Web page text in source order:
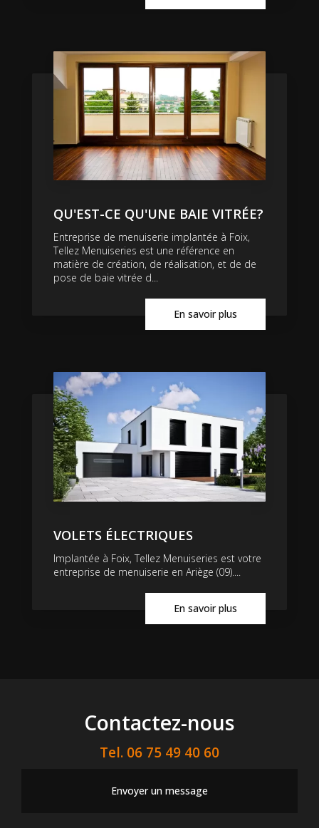
QU'EST-CE QU'UNE BAIE VITRÉE?
Entreprise de menuiserie implantée à Foix,
Tellez Menuiseries est une référence en
matière de création, de réalisation, et de de
pose de baie vitrée d...
En savoir plus
VOLETS ÉLECTRIQUES
Implantée à Foix, Tellez Menuiseries est votre
entreprise de menuiserie en Ariège (09)....
En savoir plus
Contactez-nous
Tel. 06 75 49 40 60
Envoyer un message